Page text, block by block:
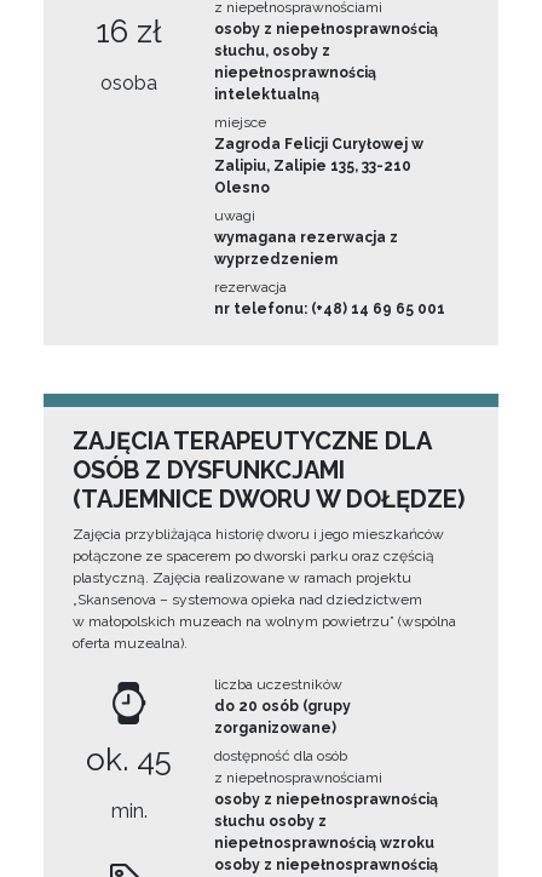
16 zł
osoba
z niepełnosprawnościami
osoby z niepełnosprawnością
słuchu, osoby z
niepełnosprawnością
intelektualną
miejsce
Zagroda Felicji Curyłowej w
Zalipiu, Zalipie 135, 33-210
Olesno
uwagi
wymagana rezerwacja z
wyprzedzeniem
rezerwacja
nr telefonu: (+48) 14 69 65 001
ZAJĘCIA TERAPEUTYCZNE DLA
OSÓB Z DYSFUNKCJAMI
(TAJEMNICE DWORU W DOŁĘDZE)
Zajęcia przybliżająca historię dworu i jego mieszkańców
połączone ze spacerem po dworski parku oraz częścią
plastyczną. Zajęcia realizowane w ramach projektu
„Skansenova – systemowa opieka nad dziedzictwem
w małopolskich muzeach na wolnym powietrzu” (wspólna
oferta muzealna).
ok. 45
min.
liczba uczestników
do 20 osób (grupy
zorganizowane)
dostępność dla osób
z niepełnosprawnościami
osoby z niepełnosprawnością
słuchu osoby z
niepełnosprawnością wzroku
osoby z niepełnosprawnością